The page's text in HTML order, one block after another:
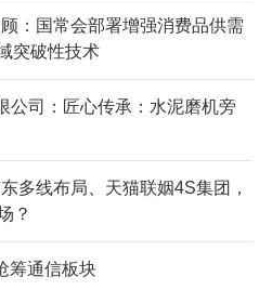
：国常会部署增强消费品供需
突破性技术
公司：匠心传承：水泥磨机旁
多线布局、天猫联姻4S集团，
？
筹通信板块